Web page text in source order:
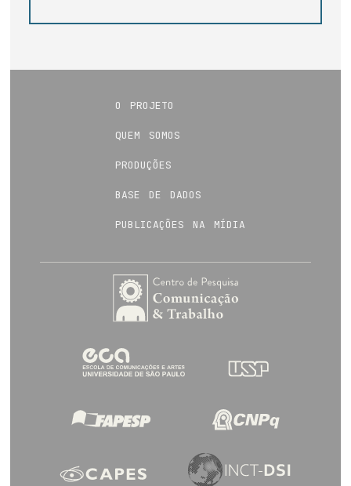
o projeto
quem somos
produções
base de dados
publicações na mídia